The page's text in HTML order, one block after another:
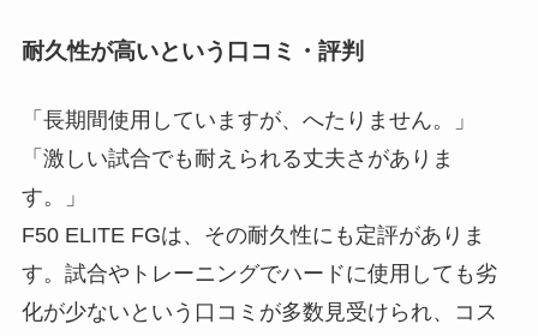
耐久性が高いという口コミ・評判
「長期間使用していますが、へたりません。」
「激しい試合でも耐えられる丈夫さがありま
す。」
F50 ELITE FGは、その耐久性にも定評がありま
す。試合やトレーニングでハードに使用しても劣
化が少ないという口コミが多数見受けられ、コス